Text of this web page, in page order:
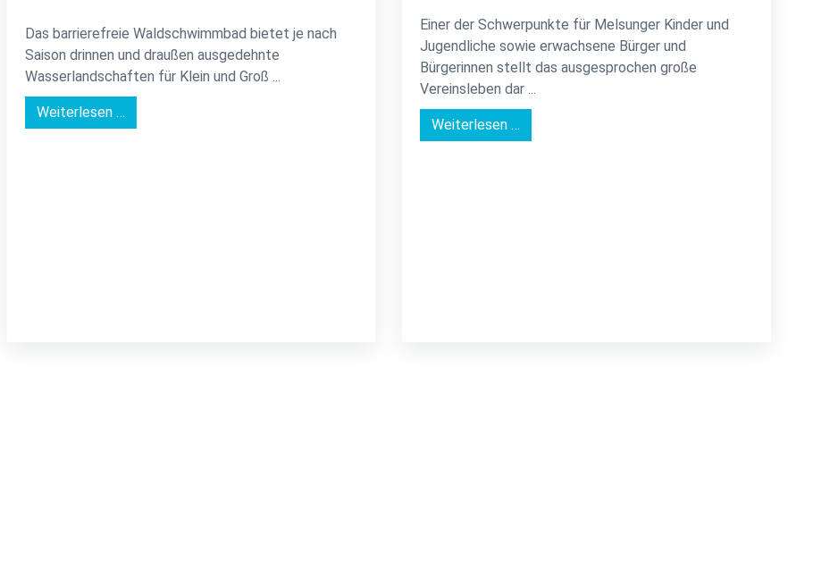
Das barrierefreie Waldschwimmbad bietet je nach
Saison drinnen und draußen ausgedehnte
Wasserlandschaften für Klein und Groß ...
Weiterlesen …
Einer der Schwerpunkte für Melsunger Kinder und
Jugendliche sowie erwachsene Bürger und
Bürgerinnen stellt das ausgesprochen große
Vereinsleben dar ...
Weiterlesen …